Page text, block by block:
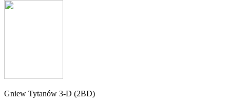
Gniew Tytanów 3-D (2BD)